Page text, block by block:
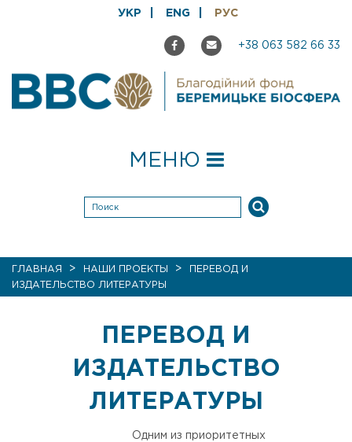
УКР ENG РУС
+38 063 582 66 33
МЕНЮ
ГЛАВНАЯ > НАШИ ПРОЕКТЫ >
ПЕРЕВОД И
ИЗДАТЕЛЬСТВО ЛИТЕРАТУРЫ
ПЕРЕВОД И
ИЗДАТЕЛЬСТВО
ЛИТЕРАТУРЫ
Одним из приоритетных